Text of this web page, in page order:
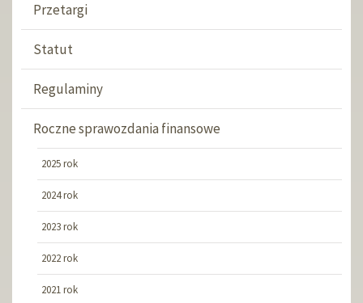
Przetargi
Statut
Regulaminy
Roczne sprawozdania finansowe
2025 rok
2024 rok
2023 rok
2022 rok
2021 rok